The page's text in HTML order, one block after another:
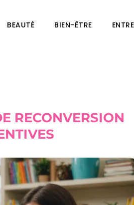
BEAUTÉ BIEN-ÊTRE
RECONVERSION